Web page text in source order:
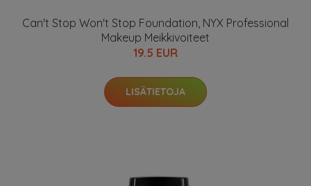
Can't Stop Won't Stop Foundation, NYX Professional
Makeup Meikkivoiteet
19.5 EUR
LISÄTIETOJA